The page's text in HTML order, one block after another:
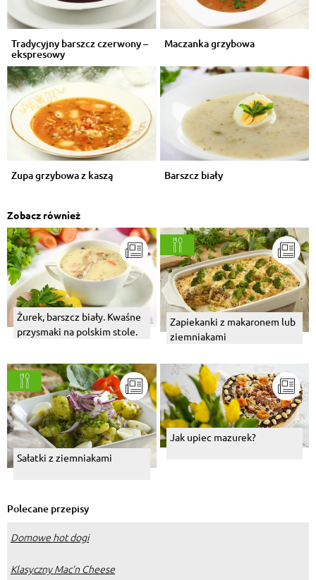
Tradycyjny barszcz czerwony –
ekspresowy
Maczanka grzybowa
Zupa grzybowa z kaszą Barszcz biały
Zobacz również
Żurek, barszcz biały. Kwaśne
przysmaki na polskim stole.
Zapiekanki z makaronem lub
ziemniakami
Sałatki z ziemniakami
Jak upiec mazurek?
Polecane przepisy
Domowe hot dogi
Klasyczny Mac’n Cheese